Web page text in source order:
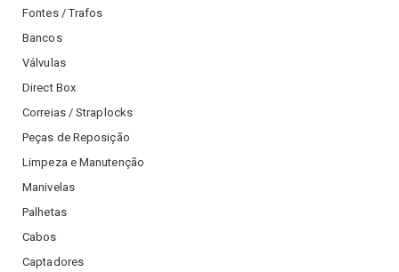
Fontes / Trafos
Bancos
Válvulas
Direct Box
Correias / Straplocks
Peças de Reposição
Limpeza e Manutenção
Manivelas
Palhetas
Cabos
Captadores